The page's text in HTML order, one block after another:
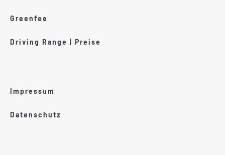
Greenfee
Driving Range | Preise
Impressum
Datenschutz